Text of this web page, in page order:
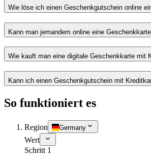
Wie löse ich einen Geschenkgutschein online
Kann man jemandem online eine
Wie kauft man eine digitale Geschenkkarte mit
Kann ich einen Geschenkgutschein mit
So funktioniert es
Region Germany
Wert
Schritt 1